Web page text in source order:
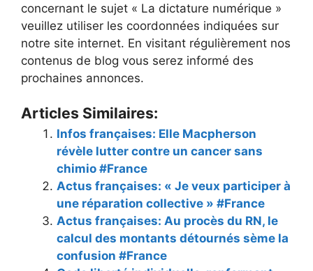
concernant le sujet « La dictature numérique »
veuillez utiliser les coordonnées indiquées sur
notre site internet. En visitant régulièrement nos
contenus de blog vous serez informé des
prochaines annonces.
Articles Similaires:
Infos françaises: Elle Macpherson
révèle lutter contre un cancer sans
chimio #France
Actus françaises: « Je veux participer à
une réparation collective » #France
Actus françaises: Au procès du RN, le
calcul des montants détournés sème la
confusion #France